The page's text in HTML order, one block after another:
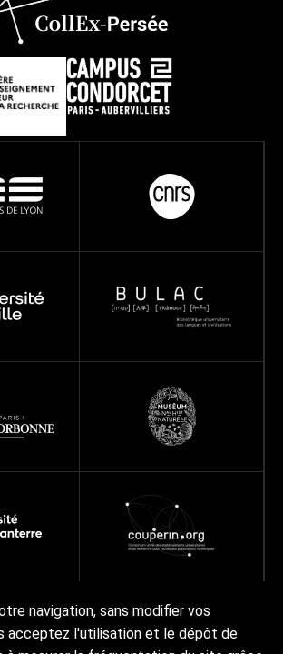
RéseauProjets Ressources
navigation, sans modifier vos
acceptez l'utilisation et le dépôt de